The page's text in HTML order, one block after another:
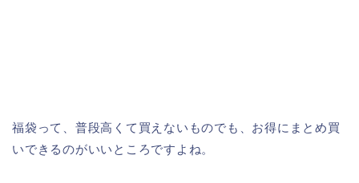
福袋って、普段高くて買えないものでも、お得にまとめ買
いできるのがいいところですよね。